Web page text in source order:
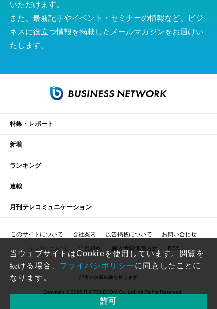
いただけます。
また、最新記事やイベント・セミナーの情報など、ビジ
ネスに役立つ情報を掲載したメールマガジンをお届けい
たします。
特集・レポート
新着
ランキング
連載
月刊テレコミュニケーション
このサイトについて 会社案内 広告掲載について お問い合わせ
リンクについて 会員規約 個人情報保護方針 RSS
記事の無断転載を禁じます
Copyright © 2026 RIC TELECOM Co.,Ltd. All Rights Reserved.
当ウェブサイトはCookieを使用しています。閲覧を
続ける場合、 プライバシポリシーに同意したことに
なります。
許可